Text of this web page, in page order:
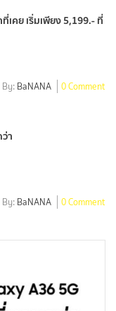
เคย เริ่มเพียง 5,199.- ที่
By: BaNANA 0 Comment
า
By: BaNANA 0 Comment